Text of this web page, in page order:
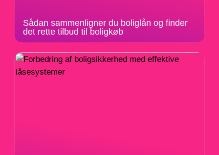
Sådan sammenligner du boliglån og finder
det rette tilbud til boligkøb